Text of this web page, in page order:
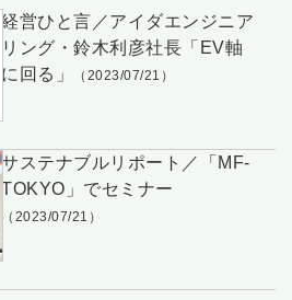
経営ひと言／アイダエンジニア
リング・鈴木利彦社長「EV軸
に回る」
（2023/07/21）
サステナブルリポート／「MF-
TOKYO」でセミナー
（2023/07/21）